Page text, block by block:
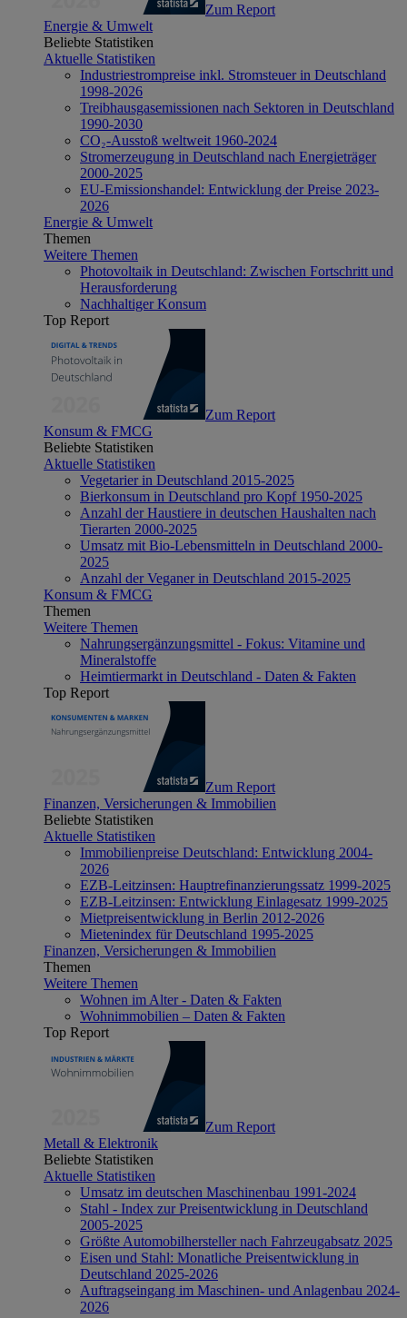
Zum Report
Energie & Umwelt
Beliebte Statistiken
Aktuelle Statistiken
Industriestrompreise inkl. Stromsteuer in Deutschland
1998-2026
Treibhausgasemissionen nach Sektoren in Deutschland
1990-2030
CO₂-Ausstoß weltweit 1960-2024
Stromerzeugung in Deutschland nach Energieträger
2000-2025
EU-Emissionshandel: Entwicklung der Preise 2023-
2026
Energie & Umwelt
Themen
Weitere Themen
Photovoltaik in Deutschland: Zwischen Fortschritt und
Herausforderung
Nachhaltiger Konsum
Top Report
Zum Report
Konsum & FMCG
Beliebte Statistiken
Aktuelle Statistiken
Vegetarier in Deutschland 2015-2025
Bierkonsum in Deutschland pro Kopf 1950-2025
Anzahl der Haustiere in deutschen Haushalten nach
Tierarten 2000-2025
Umsatz mit Bio-Lebensmitteln in Deutschland 2000-
2025
Anzahl der Veganer in Deutschland 2015-2025
Konsum & FMCG
Themen
Weitere Themen
Nahrungsergänzungsmittel - Fokus: Vitamine und
Mineralstoffe
Heimtiermarkt in Deutschland - Daten & Fakten
Top Report
Zum Report
Finanzen, Versicherungen & Immobilien
Beliebte Statistiken
Aktuelle Statistiken
Immobilienpreise Deutschland: Entwicklung 2004-
2026
EZB-Leitzinsen: Hauptrefinanzierungssatz 1999-2025
EZB-Leitzinsen: Entwicklung Einlagesatz 1999-2025
Mietpreisentwicklung in Berlin 2012-2026
Mietenindex für Deutschland 1995-2025
Finanzen, Versicherungen & Immobilien
Themen
Weitere Themen
Wohnen im Alter - Daten & Fakten
Wohnimmobilien – Daten & Fakten
Top Report
Zum Report
Metall & Elektronik
Beliebte Statistiken
Aktuelle Statistiken
Umsatz im deutschen Maschinenbau 1991-2024
Stahl - Index zur Preisentwicklung in Deutschland
2005-2025
Größte Automobilhersteller nach Fahrzeugabsatz 2025
Eisen und Stahl: Monatliche Preisentwicklung in
Deutschland 2025-2026
Auftragseingang im Maschinen- und Anlagenbau 2024-
2026